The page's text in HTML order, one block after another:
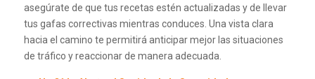
asegúrate de que tus recetas estén actualizadas y de llevar
tus gafas correctivas mientras conduces. Una vista clara
hacia el camino te permitirá anticipar mejor las situaciones
de tráfico y reaccionar de manera adecuada.